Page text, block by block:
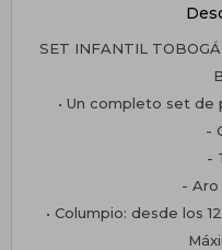
SET INFANTIL
• Un completo set de
-
-
-
• Columpio: desde los